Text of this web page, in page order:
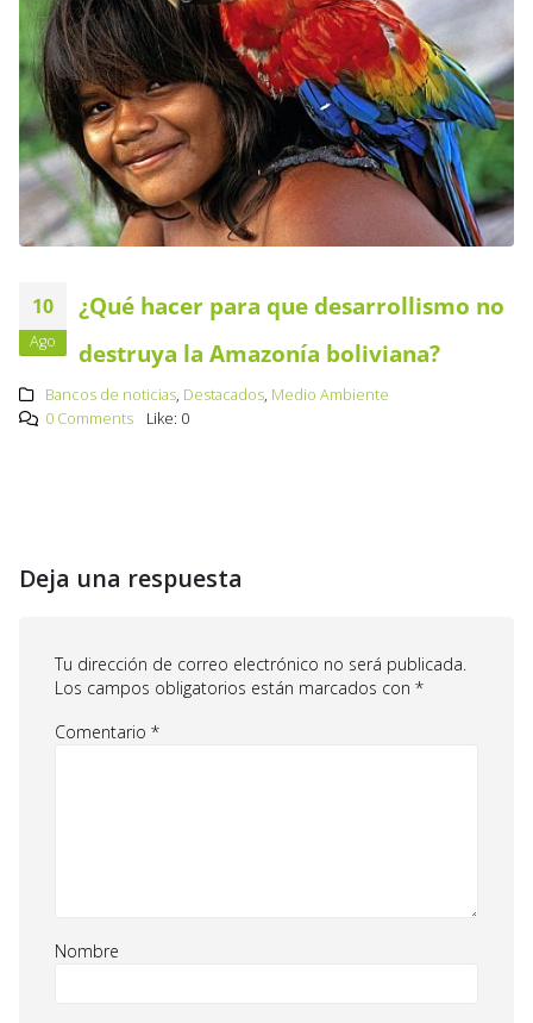
10
Ago
¿Qué hacer para que desarrollismo no
destruya la Amazonía boliviana?
Bancos de noticias, Destacados, Medio Ambiente
0 Comments
Like: 0
Deja una respuesta
Tu dirección de correo electrónico no será publicada.
Los campos obligatorios están marcados con *
Comentario *
Nombre